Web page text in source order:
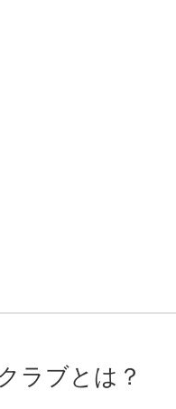
ラブとは？